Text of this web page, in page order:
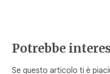
Potrebbe
Se questo articolo ti è